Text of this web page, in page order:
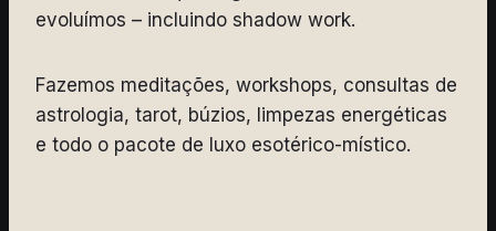
evoluímos – incluindo shadow work.
Fazemos meditações, workshops, consultas de
astrologia, tarot, búzios, limpezas energéticas
e todo o pacote de luxo esotérico-místico.